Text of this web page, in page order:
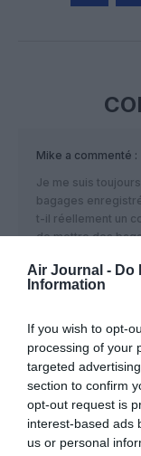
Air Journal - Do
Information
If you wish to opt-
processing of your
targeted
section to confirm
opt-out request is
interest-based ads
us or personal
Mike a commenté :
Je me suis
bagages
t-il réellement un
de mettre des
supplémentaire
tout simplement un
marge de 100 % ?
Vincenta